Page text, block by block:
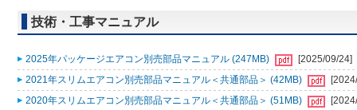
技術・工事マニュアル
2025年パッケージエアコン別売部品マニュアル (247MB)
[2025/09/24]
2021年スリムエアコン別売部品マニュアル＜共通部品＞ (42MB)
2020年スリムエアコン別売部品マニュアル＜共通部品＞ (51MB)